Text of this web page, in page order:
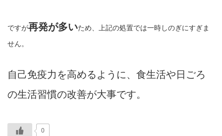
ですが再発が多いため、上記の処置では一時しのぎにすぎま
せん。
自己免疫力を高めるように、食生活や日ごろ
の生活習慣の改善が大事です。
0